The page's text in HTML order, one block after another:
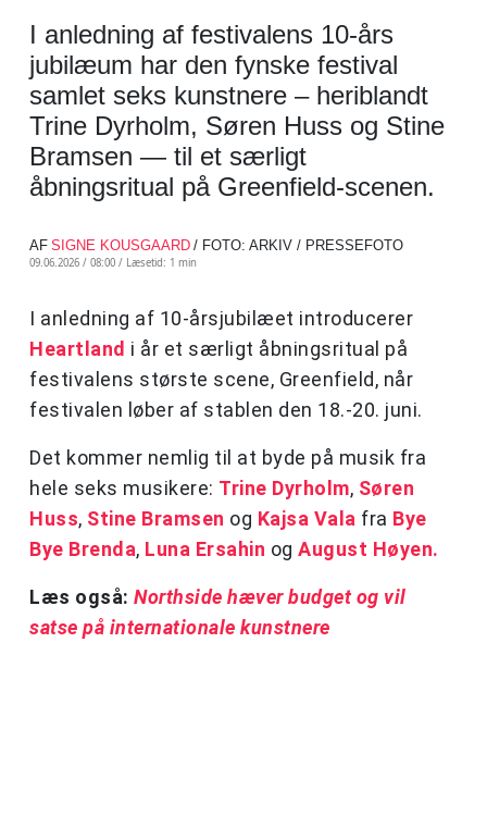
I anledning af festivalens 10-års
jubilæum har den fynske festival
samlet seks kunstnere – heriblandt
Trine Dyrholm, Søren Huss og Stine
Bramsen — til et særligt
åbningsritual på Greenfield-scenen.
AF SIGNE KOUSGAARD / FOTO: ARKIV / PRESSEFOTO
09.06.2026 / 08:00 / Læsetid: 1 min
I anledning af 10-årsjubilæet introducerer
Heartland i år et særligt åbningsritual på
festivalens største scene, Greenfield, når
festivalen løber af stablen den 18.-20. juni.
Det kommer nemlig til at byde på musik fra
hele seks musikere: Trine Dyrholm, Søren
Huss, Stine Bramsen og Kajsa Vala fra Bye
Bye Brenda, Luna Ersahin og August Høyen.
Læs også: Northside hæver budget og vil
satse på internationale kunstnere